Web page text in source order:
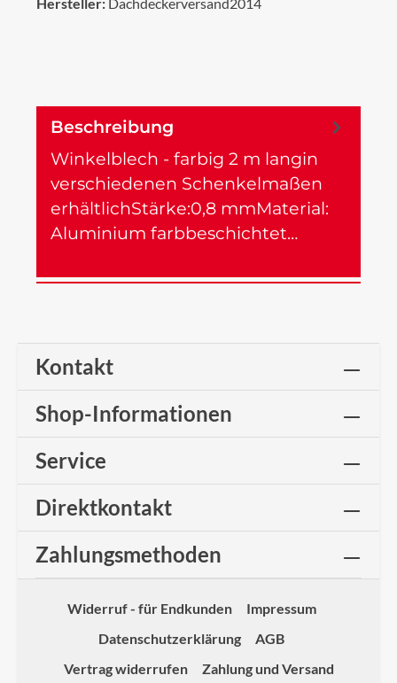
Beschreibung
Winkelblech - farbig 2 m langin
verschiedenen Schenkelmaßen
erhältlichStärke:0,8 mmMaterial:
Aluminium farbbeschichtet…
Kontakt
Shop-Informationen
Service
Direktkontakt
Zahlungsmethoden
Widerruf - für Endkunden
Impressum
Datenschutzerklärung
AGB
Vertrag widerrufen
Zahlung und Versand